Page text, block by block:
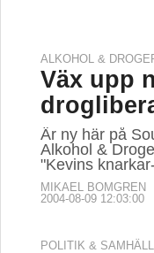
ALKOHOL &
Väx upp
Är ny här på
Alkohol &
"Kevins
MIKAEL BOMGREN
2004-08-09 12:03:00
POLITIK &